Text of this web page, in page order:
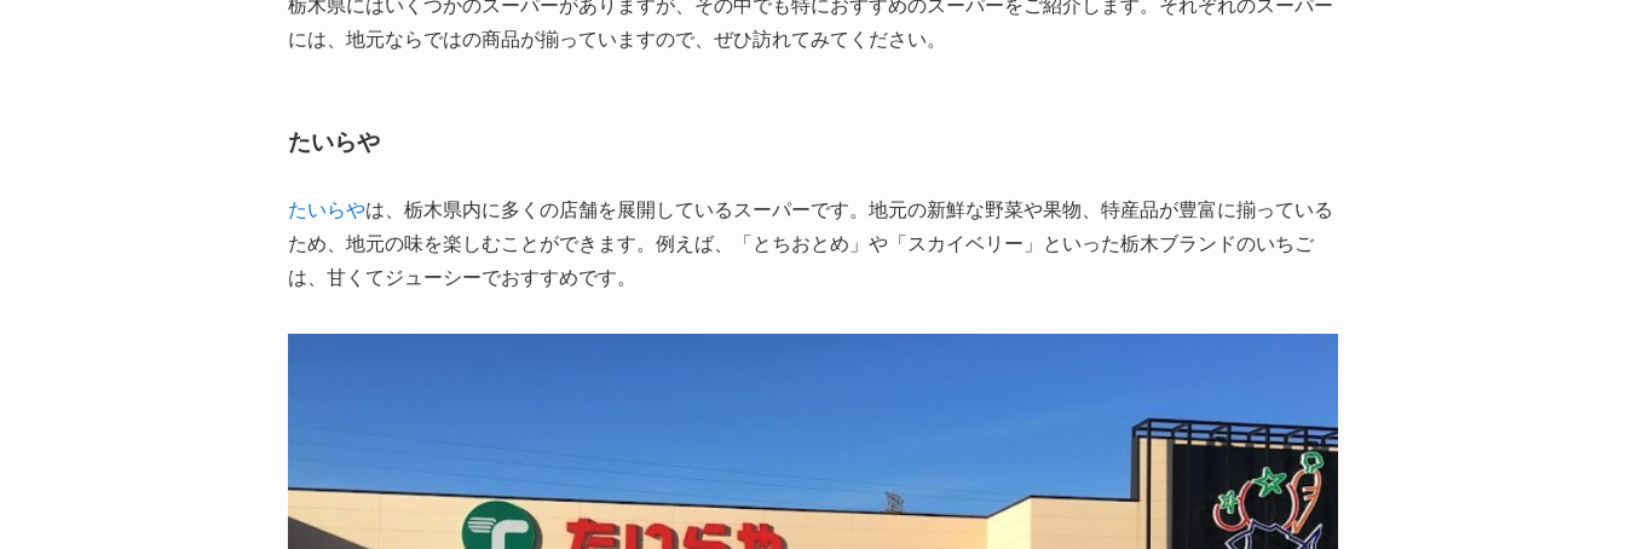
栃木県にはいくつかのスーパーがありますが、その中でも特におすすめのスーパーをご紹介します。それぞれのスーパー
には、地元ならではの商品が揃っていますので、ぜひ訪れてみてください。
たいらや
たいらやは、栃木県内に多くの店舗を展開しているスーパーです。地元の新鮮な野菜や果物、特産品が豊富に揃っている
ため、地元の味を楽しむことができます。例えば、「とちおとめ」や「スカイベリー」といった栃木ブランドのいちご
は、甘くてジューシーでおすすめです。